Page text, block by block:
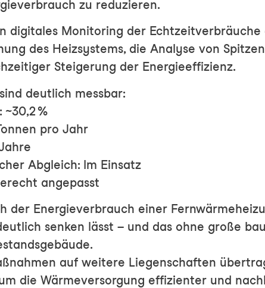
zu reduzieren.
digitales Monitoring der
des Heizsystems, die Analyse von
Steigerung der Energieeffizienz.
deutlich messbar:
%
pro Jahr
Abgleich: Im Einsatz
angepasst
der Energieverbrauch einer
senken lässt – und das ohne große
auf weitere Liegenschaften
die Wärmeversorgung effizienter und